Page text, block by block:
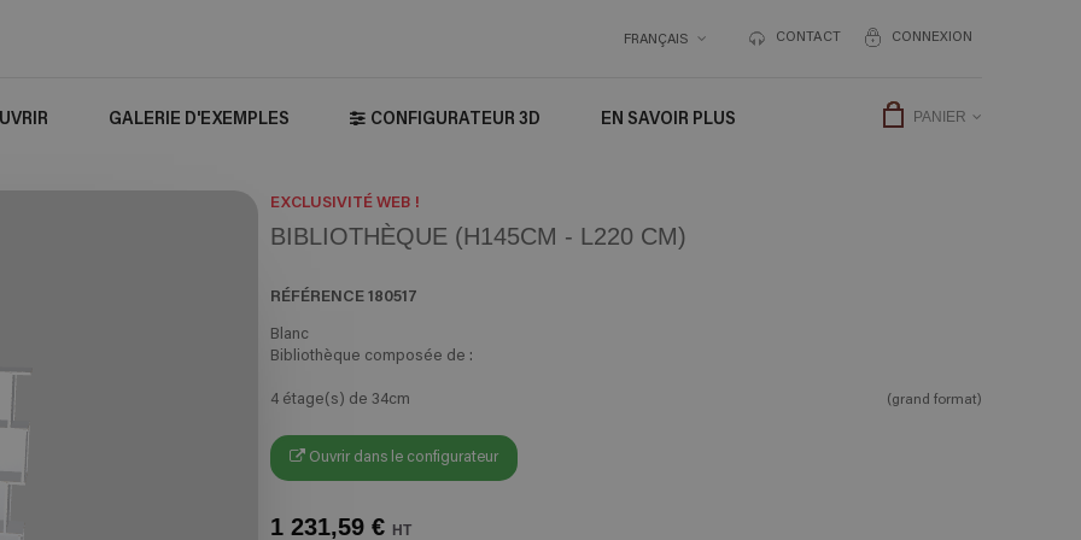
CONNEXION
CONTACT
FRANÇAIS
PANIER
GALERIE D'EXEMPLES CONFIGURATEUR 3D EN SAVOIR PLUS
EXCLUSIVITÉ WEB !
BIBLIOTHÈQUE (H145CM - L220 CM)
RÉFÉRENCE180517
Blanc
Bibliothèque composée de :
4 étage(s) de 34cm (grand format)
Ouvrir dans le configurateur
1 231,59 € HT